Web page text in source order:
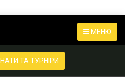
МЕНЮ
ТА ТУРНІРИ